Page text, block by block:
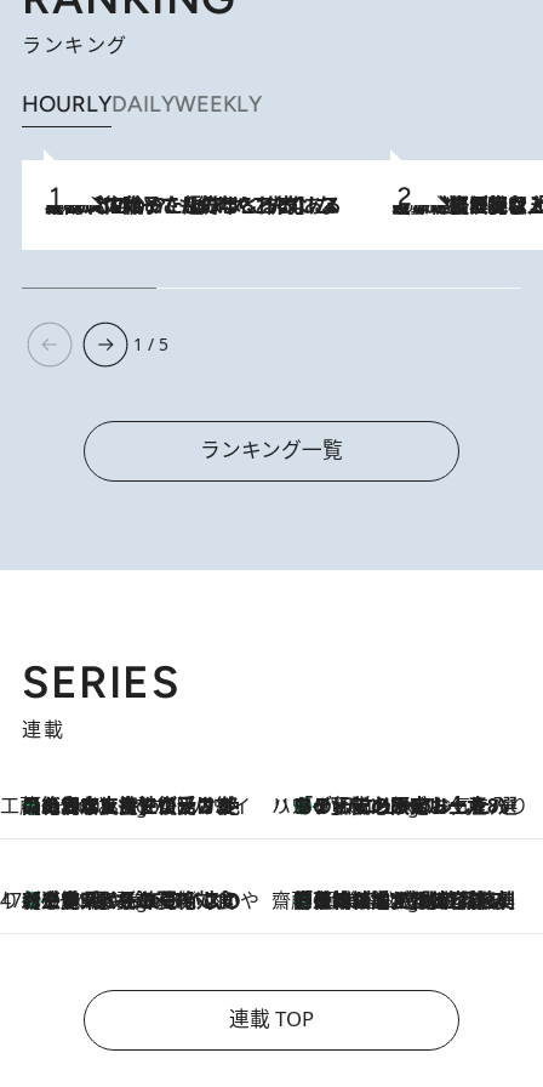
ランキング
HOURLYDAILYWEEKLY
2026.8.5
【阿川佐和子さんの年とる力】なぜ70代で始めた趣味は“こんなに楽しい”のか？ ピアノ、俳句…スランプに陥っても続けられる“ある秘訣”とは 2026.8.5
【なぜ吉沢亮は「気配を消せる」のか？】興行収入208億の『国宝』を経て挑むミュージカル『ディア・エヴァン・ハンセン』。トップ俳優が舞台上でさらけ出した“孤独”とは
1 / 5
ランキング一覧
SERIES
連載
工藤まやのおもてなしハワイ
9 Hours Ago
【ハワイ土産】ローカルの絶大な支持で復活！ 絶品の幻クッキー《元ファンの日本人女性が受け継いだ名店》 ハワイ賢者 リサのお気に入りリスト9 Hours Ago
あの伝説の限定トートも！ リニューアルした「ディーン＆デルーカ ハワイ」で必須のお土産8選
47都道府県の手みやげ ひんやりスイーツで夏を満喫
9 Hours Ago
【三重県】この夏絶対食べたい 冷やしておいしいおやつ3選 お餅×アイスの新感覚スイーツ 齋藤 薫 美容脳ルネサンス
9 Hours Ago
「荷物が増えるほど旅ストレスは増す」美容ジャーナリストがたどり着いた最終結論。“化粧品を劇的に減らす”感動の凝縮美容とは
連載 TOP